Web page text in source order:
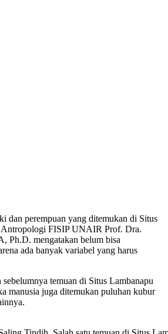
dan perempuan yang ditemukan di Situs
Antropologi FISIP UNAIR Prof. Dra.
Ph.D. mengatakan belum bisa
ada banyak variabel yang harus
sebelumnya temuan di Situs Lambanapu
manusia juga ditemukan puluhan kubur